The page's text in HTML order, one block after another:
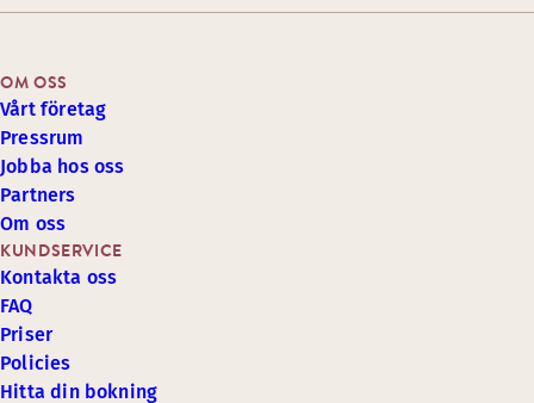
KUNDSERVICE
Kontakta oss
FAQ
Priser
Policies
Hitta din bokning
OM OSS
Vårt företag
Pressrum
Jobba hos oss
Partners
Om oss